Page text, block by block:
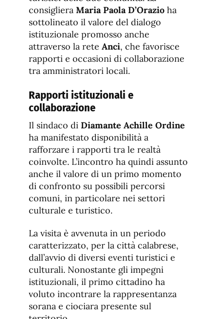
consigliera Maria Paola D’Orazio ha
sottolineato il valore del dialogo
istituzionale promosso anche
attraverso la rete Anci, che favorisce
rapporti e occasioni di collaborazione
tra amministratori locali.
Rapporti istituzionali e
collaborazione
Il sindaco di Diamante Achille Ordine
ha manifestato disponibilità a
rafforzare i rapporti tra le realtà
coinvolte. L’incontro ha quindi assunto
anche il valore di un primo momento
di confronto su possibili percorsi
comuni, in particolare nei settori
culturale e turistico.
La visita è avvenuta in un periodo
caratterizzato, per la città calabrese,
dall’avvio di diversi eventi turistici e
culturali. Nonostante gli impegni
istituzionali, il primo cittadino ha
voluto incontrare la rappresentanza
sorana e ciociara presente sul